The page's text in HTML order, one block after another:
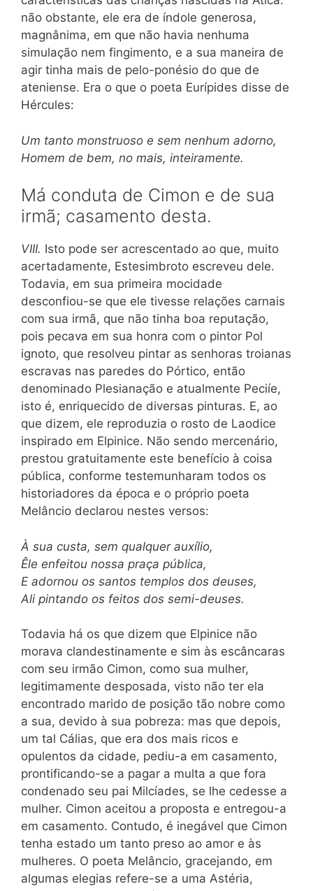
não obstante, ele era de índole generosa,
magnânima, em que não havia nenhuma
simulação nem fingimento, e a sua maneira de
agir tinha mais de pelo-ponésio do que de
ateniense. Era o que o poeta Eurípides disse de
Hércules:
Um tanto monstruoso e sem nenhum adorno,
Homem de bem, no mais, inteiramente.
Má conduta de Cimon e de sua
irmã; casamento desta.
VIII. Isto pode ser acrescentado ao que, muito
acertadamente, Estesimbroto escreveu dele.
Todavia, em sua primeira mocidade
desconfiou-se que ele tivesse relações carnais
com sua irmã, que não tinha boa reputação,
pois pecava em sua honra com o pintor Pol
ignoto, que resolveu pintar as senhoras troianas
escravas nas paredes do Pórtico, então
denominado Plesianação e atualmente Peciíe,
isto é, enriquecido de diversas pinturas. E, ao
que dizem, ele reproduzia o rosto de Laodice
inspirado em Elpinice. Não sendo mercenário,
prestou gratuitamente este benefício à coisa
pública, conforme testemunharam todos os
historiadores da época e o próprio poeta
Melâncio declarou nestes versos:
À sua custa, sem qualquer auxílio,
Êle enfeitou nossa praça pública,
E adornou os santos templos dos deuses,
Ali pintando os feitos dos semi-deuses.
Todavia há os que dizem que Elpinice não
morava clandestinamente e sim às escâncaras
com seu irmão Cimon, como sua mulher,
legitimamente desposada, visto não ter ela
encontrado marido de posição tão nobre como
a sua, devido à sua pobreza: mas que depois,
um tal Cálias, que era dos mais ricos e
opulentos da cidade, pediu-a em casamento,
prontificando-se a pagar a multa a que fora
condenado seu pai Milcíades, se lhe cedesse a
mulher. Cimon aceitou a proposta e entregou-a
em casamento. Contudo, é inegável que Cimon
tenha estado um tanto preso ao amor e às
mulheres. O poeta Melâncio, gracejando, em
algumas elegias refere-se a uma Astéria,